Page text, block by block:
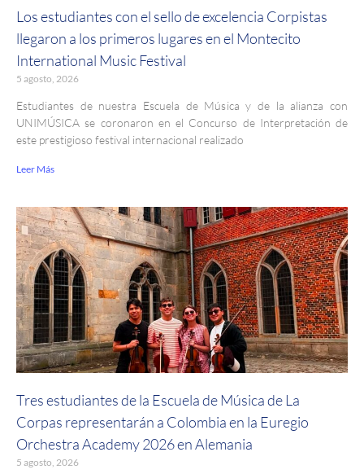
Los estudiantes con el sello de excelencia Corpistas
llegaron a los primeros lugares en el Montecito
International Music Festival
5 agosto, 2026
Estudiantes de nuestra Escuela de Música y de la alianza con
UNIMÚSICA se coronaron en el Concurso de Interpretación de
este prestigioso festival internacional realizado
Leer Más
Tres estudiantes de la Escuela de Música de La
Corpas representarán a Colombia en la Euregio
Orchestra Academy 2026 en Alemania
5 agosto, 2026